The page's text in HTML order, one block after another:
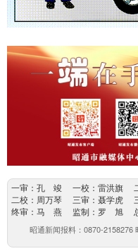
一审：孔 竣 一校：雷洪旗
二校：周万琴 三审：聂学虎
终审：马 燕 监制：罗 旭 总
昭通新闻报料：0870-2158276